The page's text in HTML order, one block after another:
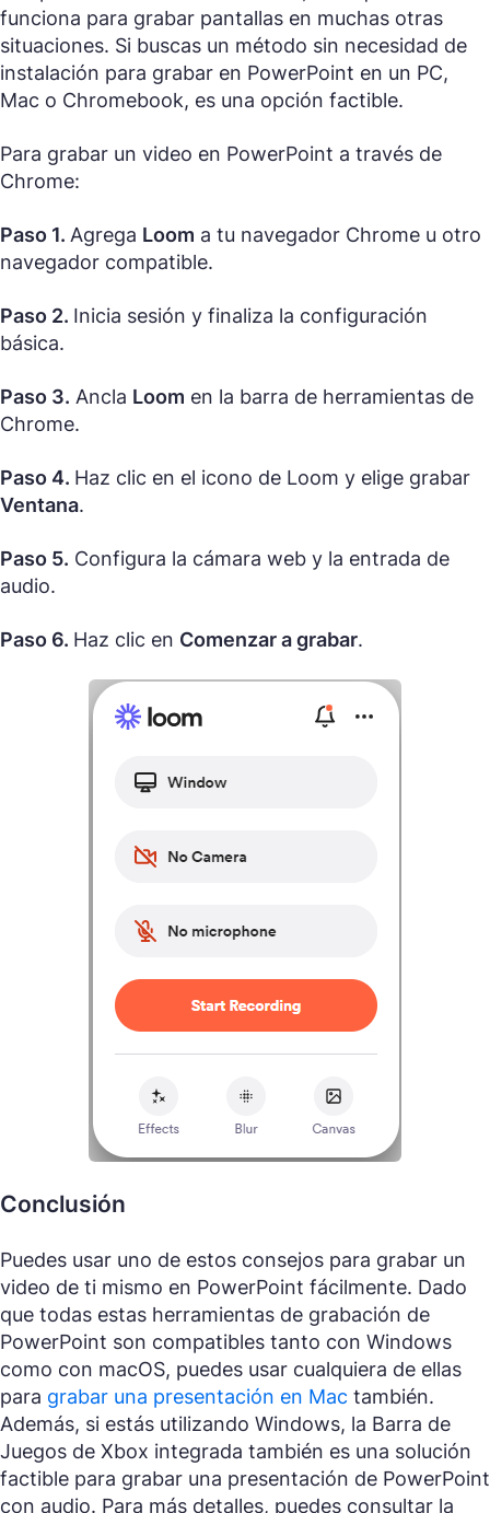
funciona para grabar pantallas en muchas otras
situaciones. Si buscas un método sin necesidad de
instalación para grabar en PowerPoint en un PC,
Mac o Chromebook, es una opción factible.
Para grabar un video en PowerPoint a través de
Chrome:
Paso 1. Agrega Loom a tu navegador Chrome u otro
navegador compatible.
Paso 2. Inicia sesión y finaliza la configuración
básica.
Paso 3. Ancla Loom en la barra de herramientas de
Chrome.
Paso 4. Haz clic en el icono de Loom y elige grabar
Ventana.
Paso 5. Configura la cámara web y la entrada de
audio.
Paso 6. Haz clic en Comenzar a grabar.
Conclusión
Puedes usar uno de estos consejos para grabar un
video de ti mismo en PowerPoint fácilmente. Dado
que todas estas herramientas de grabación de
PowerPoint son compatibles tanto con Windows
como con macOS, puedes usar cualquiera de ellas
para grabar una presentación en Mac también.
Además, si estás utilizando Windows, la Barra de
Juegos de Xbox integrada también es una solución
factible para grabar una presentación de PowerPoint
con audio. Para más detalles, puedes consultar la